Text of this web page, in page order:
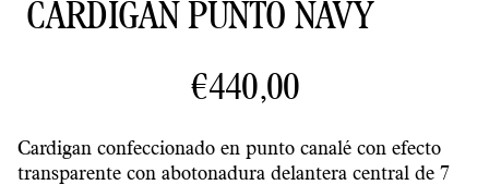
CÁRDIGAN PUNTO NAVY
€440,00
Cardigan confeccionado en punto canalé con efecto
transparente con abotonadura delantera central de 7